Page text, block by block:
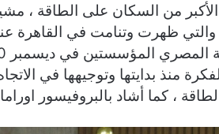
الأكبر من السكان على الطاقة ،
والتي ظهرت وتنامت في القاهرة
منذ بدايتها وتوجيهها في
، كما أشاد بالبروفيسور